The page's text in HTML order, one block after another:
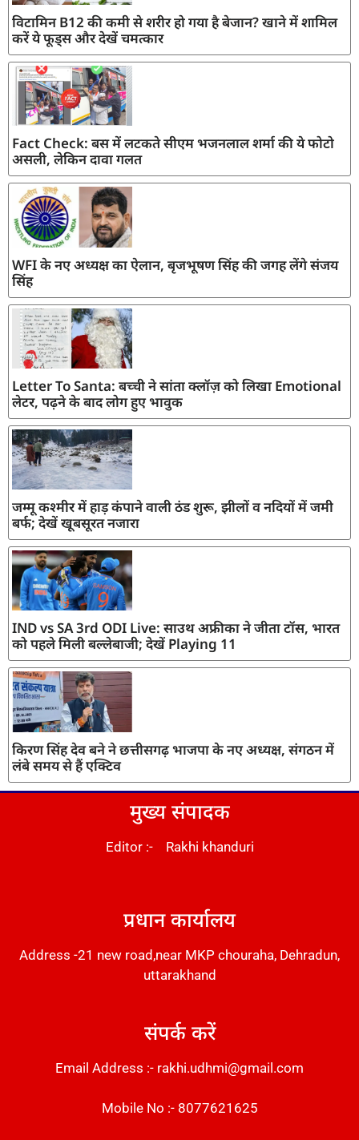
विटामिन B12 की कमी से शरीर हो गया है बेजान? खाने में शामिल
करें ये फूड्स और देखें चमत्कार
Fact Check: बस में लटकते सीएम भजनलाल शर्मा की ये फोटो
असली, लेकिन दावा गलत
WFI के नए अध्यक्ष का ऐलान, बृजभूषण सिंह की जगह लेंगे संजय
सिंह
Letter To Santa: बच्ची ने सांता क्लॉज़ को लिखा Emotional
लेटर, पढ़ने के बाद लोग हुए भावुक
जम्मू कश्मीर में हाड़ कंपाने वाली ठंड शुरू, झीलों व नदियों में जमी
बर्फ; देखें खूबसूरत नजारा
IND vs SA 3rd ODI Live: साउथ अफ्रीका ने जीता टॉस, भारत
को पहले मिली बल्लेबाजी; देखें Playing 11
किरण सिंह देव बने ने छत्तीसगढ़ भाजपा के नए अध्यक्ष, संगठन में
लंबे समय से हैं एक्टिव
मुख्य संपादक
Editor :- Rakhi khanduri
प्रधान कार्यालय
Address -21 new road,near MKP chouraha, Dehradun,
uttarakhand
संपर्क करें
Email Address :- rakhi.udhmi@gmail.com
Mobile No :- 8077621625